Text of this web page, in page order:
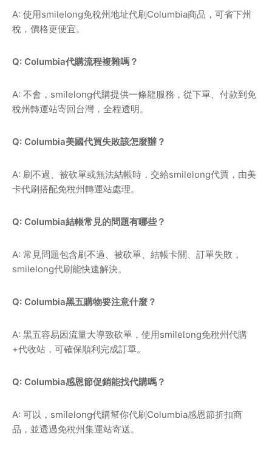
A: 使用smilelong免稅州地址代刷Columbia商品，可省下州
稅，價格更便宜。
Q: Columbia代購流程複雜嗎？
A: 不會，smilelong代購提供一條龍服務，從下單、付款到免
稅州轉運站寄回台灣，全程透明。
Q: Columbia美國代買失敗該怎麼辦？
A: 刷不過、被砍單或無法結帳時，交給smilelong代買，由美
卡代刷搭配免稅州轉運站處理。
Q: Columbia結帳常見的問題有哪些？
A: 常見問題包含刷不過、被砍單、結帳卡關、訂單失敗，
smilelong代刷能快速解決。
Q: Columbia黑五購物要注意什麼？
A: 黑五容易因流量大導致砍單，使用smilelong免稅州代購
+代收站，可確保順利完成訂單。
Q: Columbia感恩節促銷能找代購嗎？
A: 可以，smilelong代購幫你代刷Columbia感恩節折扣商
品，並透過免稅州集運站寄送。